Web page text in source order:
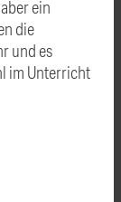
ein
die
und es
im Unterricht